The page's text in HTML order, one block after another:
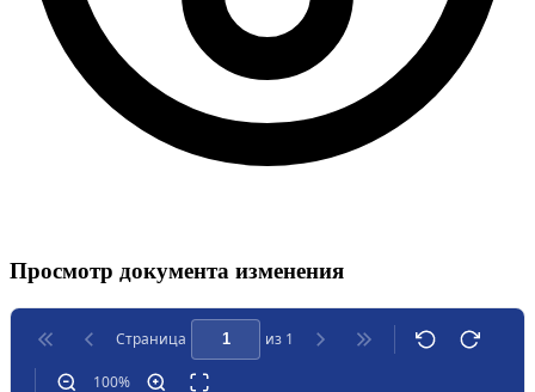
Просмотр документа изменения